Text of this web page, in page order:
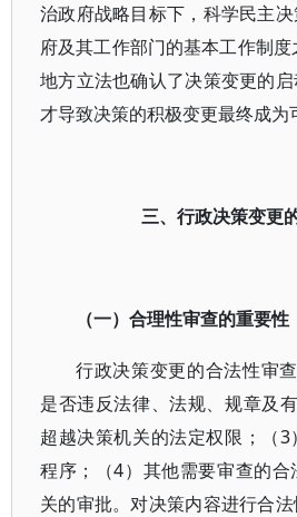
治政府战略目标下，科学民主
府及其工作部门的基本工作制
地方立法也确认了决策变更的
才导致决策的积极变更最终成为
三、行政决策变更
（一）合理性审查的重要性
行政决策变更的合法性审
是否违反法律、法规、规章及
超越决策机关的法定权限；（
程序；（4）其他需要审查的
关的审批。对决策内容进行合